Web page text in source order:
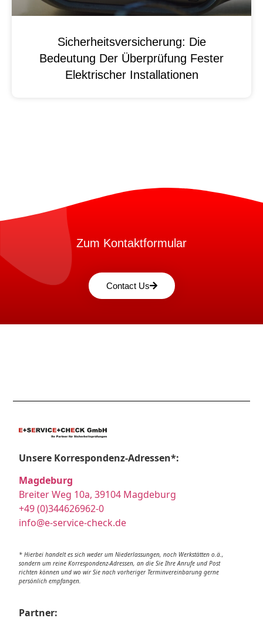
Sicherheitsversicherung: Die
Bedeutung Der Überprüfung Fester
Elektrischer Installationen
Zum Kontaktformular
Contact Us
Unsere Korrespondenz-Adressen*:
Magdeburg
Breiter Weg 10a, 39104 Magdeburg
+49 (0)344626962-0
info@e-service-check.de
* Hierbei handelt es sich weder um Niederlassungen, noch Werkstätten o.ä.,
sondern um reine Korrespondenz-Adressen, an die Sie Ihre Anrufe und Post
richten können und wo wir Sie nach vorheriger Terminvereinbarung gerne
persönlich empfangen.
Partner: